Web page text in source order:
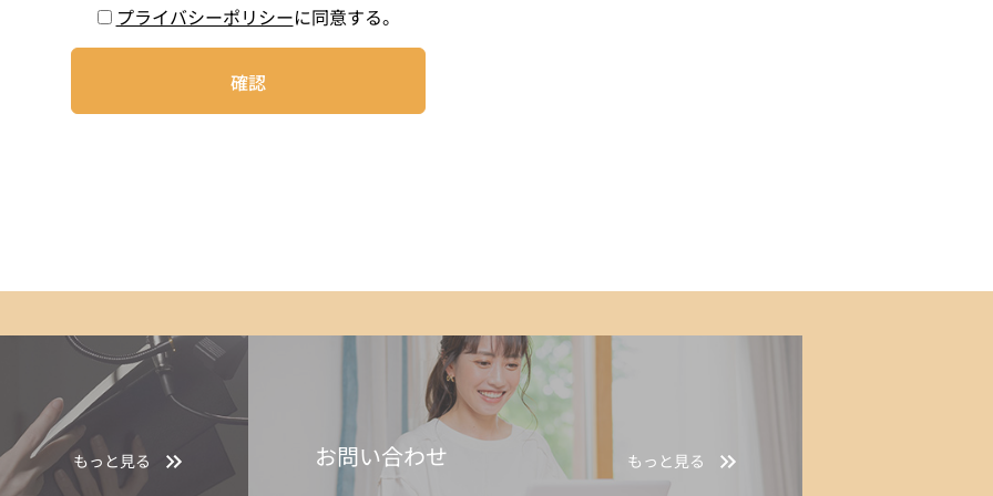
プライバシーポリシーに同意する。
もっと見る お問い合わせ もっと見る